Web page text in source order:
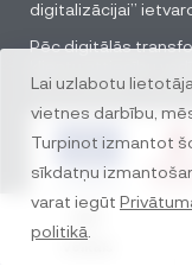
Lai uzlabotu
vietnes darbību,
Turpinot izmantot
sīkdatņu
varat iegūt
politikā
digitalizācijai”
Pēc digitālās
automatizētu